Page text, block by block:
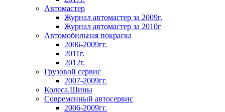
Автомастер
Журнал автомастер за 2009г.
Журнал автомастер за 2010г
Автомобильная покраска
2006-2009гг.
2011г.
2012г.
Грузовой сервис
2007-2009гг.
Колеса.Шины
Современный автосервис
2006-2009гг.